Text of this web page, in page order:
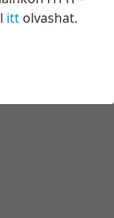
dátuma szerint
szerint
szerint
itt olvashat.